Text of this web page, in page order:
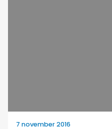
7 november 2016